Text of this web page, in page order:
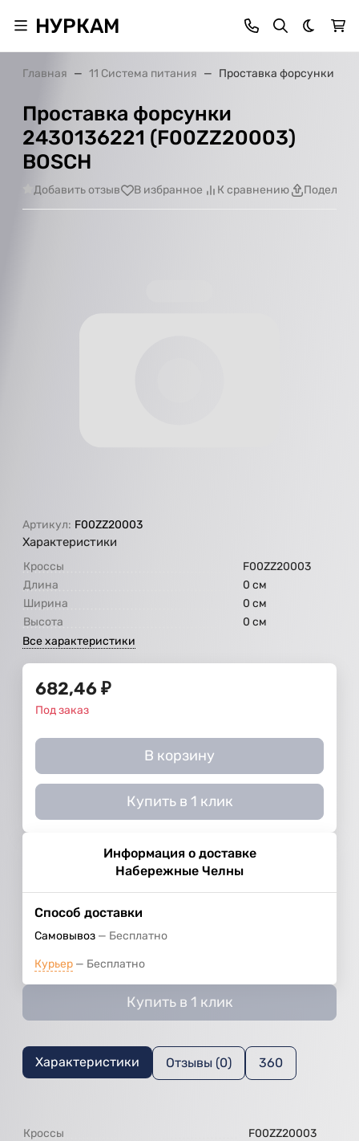
НУРКАМ Темная
Главная 11 Система питания Проставка форсунки
Проставка форсунки
2430136221 (F00ZZ20003)
BOSCH
Добавить отзыв В избранное К сравнению
Артикул: F00ZZ20003
Характеристики
Кроссы
F00ZZ20003
Длина
0 см
Ширина
0 см
Высота
0 см
Все характеристики
682,46 ₽
Под заказ
В корзину
Купить в 1 клик
Информация о доставке
Набережные Челны
Способ доставки
Самовывоз Бесплатно
Курьер Бесплатно
Купить в 1 клик
Характеристики Отзывы (0) 360
Кроссы F00ZZ20003